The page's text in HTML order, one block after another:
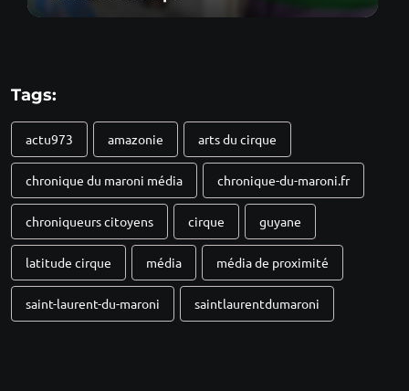
Tags:
actu973 amazonie arts du cirque
chronique du maroni média chronique-du-maroni.fr
chroniqueurs citoyens cirque guyane
latitude cirque média média de proximité
saint-laurent-du-maroni saintlaurentdumaroni